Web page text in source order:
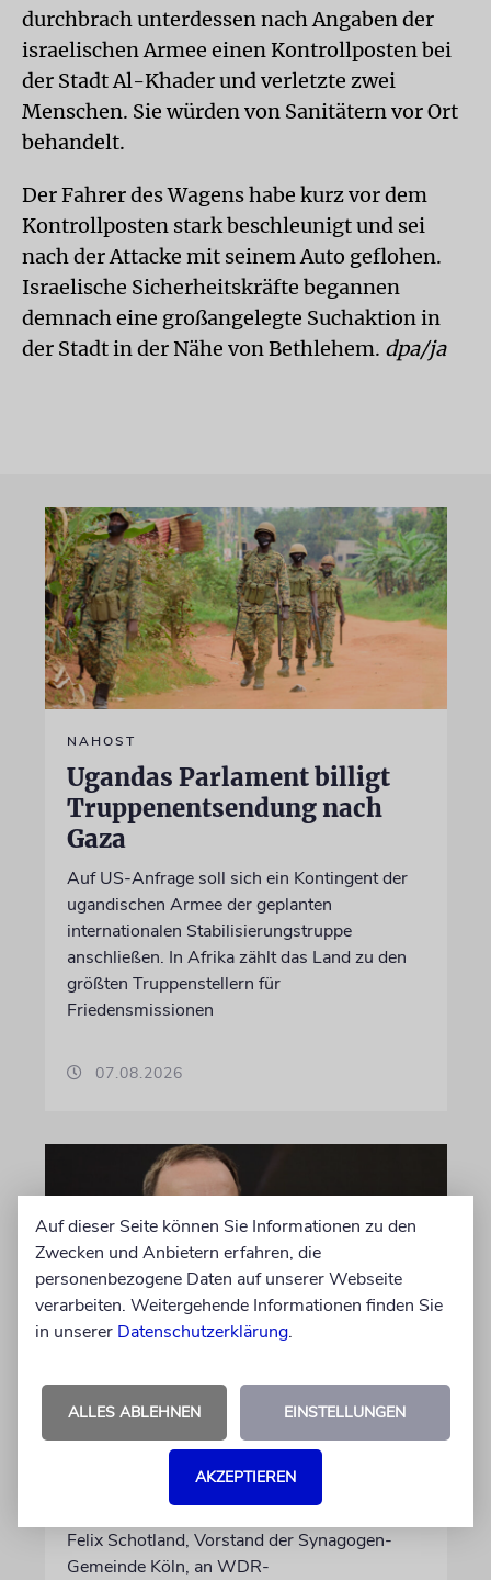
durchbrach unterdessen nach Angaben der
israelischen Armee einen Kontrollposten bei
der Stadt Al-Khader und verletzte zwei
Menschen. Sie würden von Sanitätern vor Ort
behandelt.
Der Fahrer des Wagens habe kurz vor dem
Kontrollposten stark beschleunigt und sei
nach der Attacke mit seinem Auto geflohen.
Israelische Sicherheitskräfte begannen
demnach eine großangelegte Suchaktion in
der Stadt in der Nähe von Bethlehem. dpa/ja
NAHOST
Ugandas Parlament billigt
Truppenentsendung nach
Gaza
Auf US-Anfrage soll sich ein Kontingent der
ugandischen Armee der geplanten
internationalen Stabilisierungstruppe
anschließen. In Afrika zählt das Land zu den
größten Truppenstellern für
Friedensmissionen
07.08.2026
Wie Georg Restle die
Glaubwürdigkeit des ÖRR
untergräbt
Felix Schotland, Vorstand der Synagogen-
Gemeinde Köln, an WDR-
Auf dieser Seite können Sie Informationen zu den
Zwecken und Anbietern erfahren, die
personenbezogene Daten auf unserer Webseite
verarbeiten. Weitergehende Informationen finden Sie
in unserer Datenschutzerklärung.
ALLES ABLEHNEN EINSTELLUNGEN
AKZEPTIEREN